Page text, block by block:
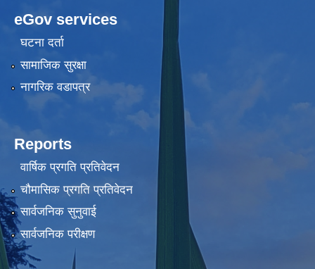
eGov services
घटना दर्ता
सामाजिक सुरक्षा
नागरिक वडापत्र
Reports
वार्षिक प्रगति प्रतिवेदन
चौमासिक प्रगति प्रतिवेदन
सार्वजनिक सुनुवाई
सार्वजनिक परीक्षण